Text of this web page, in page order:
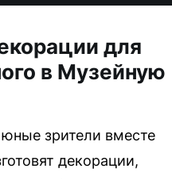
для
в Музейную
зрители вместе
декорации,